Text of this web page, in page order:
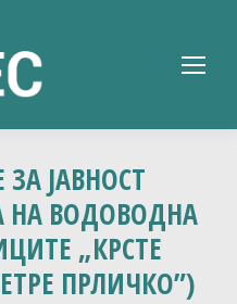
ЈАВНОСТ
НА ВОДОВОДНА
„КРСТЕ
ПРЛИЧКО”)